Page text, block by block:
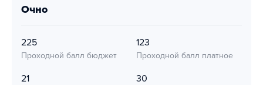
очно
225
Проходной балл бюджет
123
Проходной балл платное
21 30